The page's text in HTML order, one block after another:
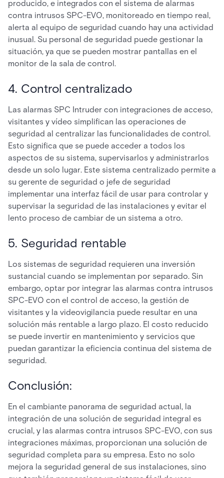
producido, e integrados con el sistema de alarmas
contra intrusos SPC-EVO, monitoreado en tiempo real,
alerta al equipo de seguridad cuando hay una actividad
inusual. Su personal de seguridad puede gestionar la
situación, ya que se pueden mostrar pantallas en el
monitor de la sala de control.
4. Control centralizado
Las alarmas SPC Intruder con integraciones de acceso,
visitantes y vídeo simplifican las operaciones de
seguridad al centralizar las funcionalidades de control.
Esto significa que se puede acceder a todos los
aspectos de su sistema, supervisarlos y administrarlos
desde un solo lugar. Este sistema centralizado permite a
su gerente de seguridad o jefe de seguridad
implementar una interfaz fácil de usar para controlar y
supervisar la seguridad de las instalaciones y evitar el
lento proceso de cambiar de un sistema a otro.
5. Seguridad rentable
Los sistemas de seguridad requieren una inversión
sustancial cuando se implementan por separado. Sin
embargo, optar por integrar las alarmas contra intrusos
SPC-EVO con el control de acceso, la gestión de
visitantes y la videovigilancia puede resultar en una
solución más rentable a largo plazo. El costo reducido
se puede invertir en mantenimiento y servicios que
puedan garantizar la eficiencia continua del sistema de
seguridad.
Conclusión:
En el cambiante panorama de seguridad actual, la
integración de una solución de seguridad integral es
crucial, y las alarmas contra intrusos SPC-EVO, con sus
integraciones máximas, proporcionan una solución de
seguridad completa para su empresa. Esto no solo
mejora la seguridad general de sus instalaciones, sino